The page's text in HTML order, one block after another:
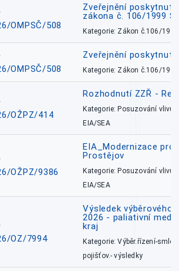
OMPSČ/508
Zveřejnění
zákona č. 106/1999
Kategorie: Zákon č.106/1999
OMPSČ/508
Zveřejnění
Kategorie: Zákon č.106/1999
OŽPZ/414
Rozhodnutí ZZŘ -
Kategorie: Posuzování vlivů
EIA/SEA
OŽPZ/9386
EIA_Modernizace
Prostějov
Kategorie: Posuzování vlivů
EIA/SEA
OZ/7994
Výsledek výběrového
2026 - paliativní
kraj
Kategorie: Výběr.řízení-
pojišťov.- výsledky